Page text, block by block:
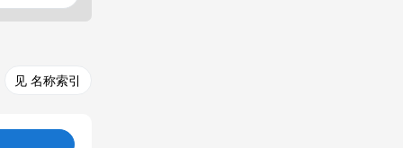
见 名称索引